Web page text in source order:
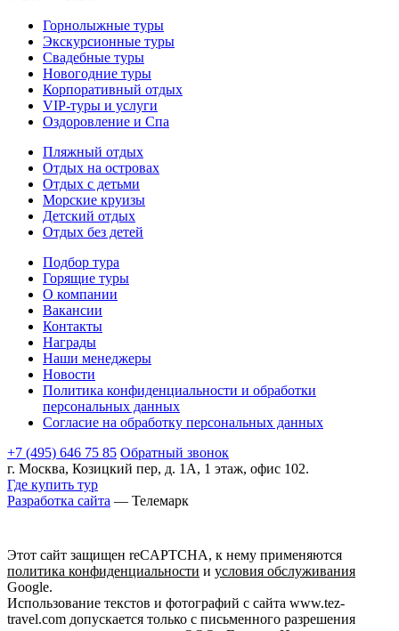
Горнолыжные туры
Экскурсионные туры
Свадебные туры
Новогодние туры
Корпоративный отдых
VIP-туры и услуги
Оздоровление и Спа
Пляжный отдых
Отдых на островах
Отдых с детьми
Морские круизы
Детский отдых
Отдых без детей
Подбор тура
Горящие туры
О компании
Вакансии
Контакты
Награды
Наши менеджеры
Новости
Политика конфиденциальности и обработки
персональных данных
Согласие на обработку персональных данных
+7 (495) 646 75 85 Обратный звонок
г. Москва, Козицкий пер, д. 1А, 1 этаж, офис 102.
Где купить тур
Разработка сайта — Телемарк
Этот сайт защищен reCAPTCHA, к нему применяются
политика конфиденциальности и условия обслуживания
Google.
Использование текстов и фотографий с сайта www.tez-
travel.com допускается только с письменного разрешения